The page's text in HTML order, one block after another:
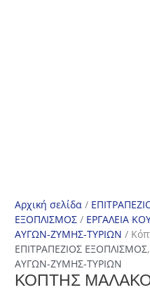
Αρχική σελίδα /
ΕΞΟΠΛΙΣΜΟΣ / ΕΡΓΑΛΕΙΑ
ΑΥΓΩΝ-ΖΥΜΗΣ-ΤΥΡΙΩΝ /
ΕΠΙΤΡΑΠΕΖΙΟΣ ΕΞΟΠΛΙΣΜΟΣ,
ΑΥΓΩΝ-ΖΥΜΗΣ-ΤΥΡΙΩΝ
ΚΌΠΤΗΣ